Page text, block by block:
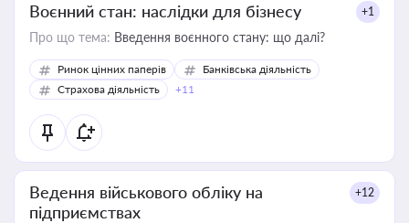
Воєнний стан: наслідки для бізнесу +1
Про що тема: Введення воєнного стану: що далі?
Ринок цінних паперів
Банківська діяльність
Страхова діяльність
+11
Ведення військового обліку на
підприємствах
+12